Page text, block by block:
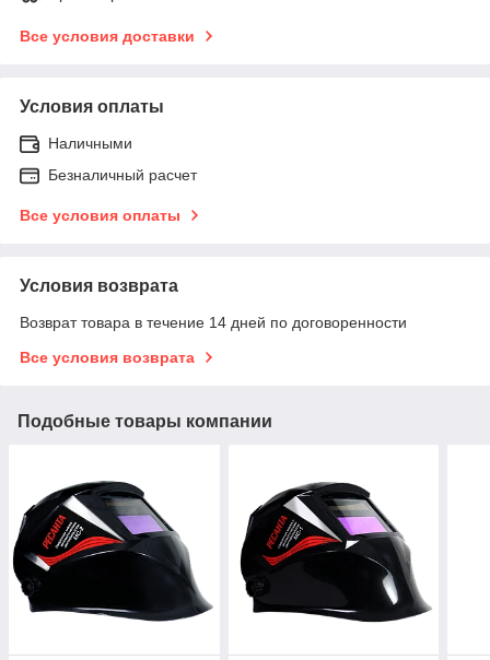
Все условия доставки
Условия оплаты
Наличными
Безналичный расчет
Все условия оплаты
Условия возврата
Возврат товара в течение 14 дней по договоренности
Все условия возврата
Подобные товары компании